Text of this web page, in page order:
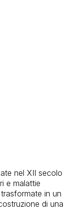
nel XII secolo
e malattie
in un
di una